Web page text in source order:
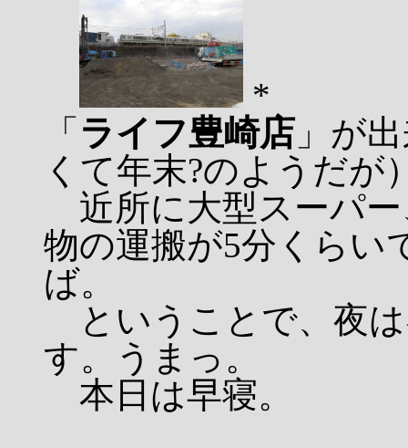
*
「 ライフ豊崎店 」が
くて年末?のようだが
近所に大型スーパ
物の運搬が5分くらい
ば。
ということで、夜
す。うまっ。
本日は早寝。